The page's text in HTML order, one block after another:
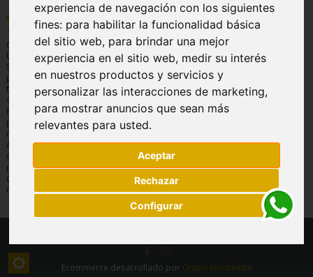
experiencia de navegación con los siguientes
fines: para habilitar la funcionalidad básica
del sitio web, para brindar una mejor
experiencia en el sitio web, medir su interés
en nuestros productos y servicios y
personalizar las interacciones de marketing,
para mostrar anuncios que sean más
relevantes para usted.
Aceptar
Rechazar
Configurar
Tu tienda Online
de basculas y
balanzas.
Soluciones de
pesaje para
todos los
sectores.
Expertos en
pesaje, 30 años
nos avalan.
Amplio
catálogo de
productos,
consulta por
marcas.
INFORMACIÓN
Quienes
somos
Envíos y
devoluciones
Formas de
pago
Contáctanos
AYUDA
Preguntas
frecuentes
Servicio
técnico
Garantía
INFORMACIÓN
LEGAL
generales de
venta
Protección de
Ecommerce desarrollado por Grupo Hostienda